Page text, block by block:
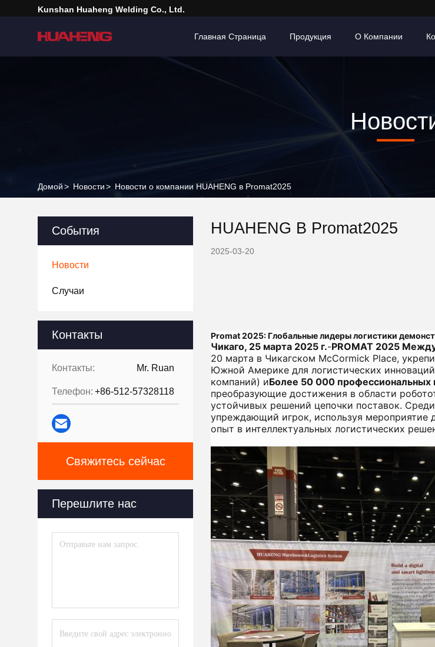
Kunshan Huaheng Welding Co., Ltd.
Главная Страница Продукция О Компании
Домой> Новости> Новости о компании HUAHENG в Promat2025
События
Новости
Случаи
Контакты
Контакты: Mr. Ruan
Телефон: +86-512-57328118
Свяжитесь сейчас
Перешлите нас
HUAHENG В Promat2025
2025-03-20
Promat 2025: Глобальные лидеры логистики
Чикаго, 25 марта 2025 г.-PROMAT 2025
20 марта в Чикагском McCormick Place,
Южной Америке для логистических
компаний) иБолее 50 000 профессиональных
преобразующие достижения в области
устойчивых решений цепочки поставок.
упреждающий игрок, используя мероприятие
опыт в интеллектуальных логистических